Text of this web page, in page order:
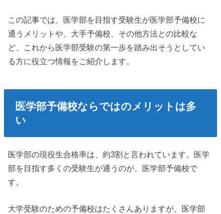
この記事では、医学部を目指す受験生が医学部予備校に
通うメリットや、大手予備校、その他方法との比較な
ど、これから医学部受験の第一歩を踏み出そうとしてい
る方に役立つ情報をご紹介します。
医学部予備校ならではのメリットは多
い
医学部の現役生合格率は、約3割と言われています。医学
部を目指す多くの受験生が通うのが、医学部予備校で
す。
大学受験のための予備校はたくさんありますが、医学部